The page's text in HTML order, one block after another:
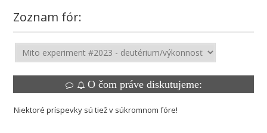
Zoznam fór:
O čom práve diskutujeme:
Niektoré príspevky sú tiež v súkromnom fóre!